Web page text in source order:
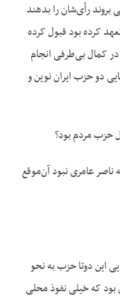
بروند رأی‌شان را بدهند
کرده بود قبول کرده
در کمال بی‌طرفی انجام
دو حزب ایران نوین و
حزب مردم بود؟
عامری نبود آن‌موقع
این دوتا حزب به نحو
که خیلی نفوذ محلی